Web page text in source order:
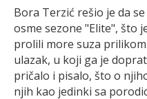
Bora Terzić rešio je da
osme sezone "Elite", što
prolili more suza
ulazak, u koji ga je
pričalo i pisalo, što o
njih kao jedinki sa